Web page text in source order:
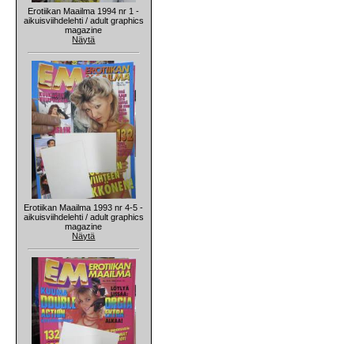
Erotiikan Maailma 1994 nr 1 -
aikuisviihdelehti / adult graphics
magazine
Näytä
Erotiikan Maailma 1993 nr 4-5 -
aikuisviihdelehti / adult graphics
magazine
Näytä